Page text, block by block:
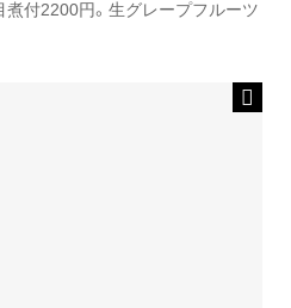
付2200円。生グレープフルーツ